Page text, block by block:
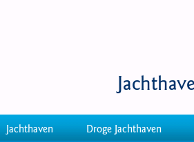
Jachthaven Droge Jachthaven